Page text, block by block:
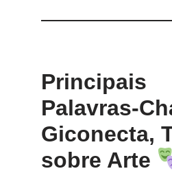
Principais
Palavras-
Giconecta,
sobre Arte